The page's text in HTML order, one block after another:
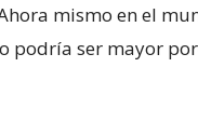
mismo en el
podría ser mayor